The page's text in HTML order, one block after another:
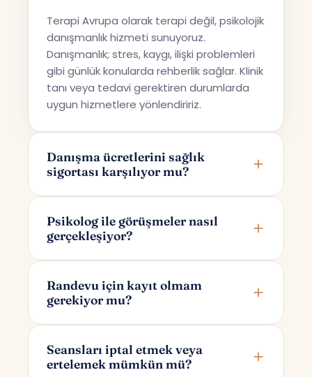
Terapi Avrupa olarak terapi değil, psikolojik
danışmanlık hizmeti sunuyoruz.
Danışmanlık; stres, kaygı, ilişki problemleri
gibi günlük konularda rehberlik sağlar. Klinik
tanı veya tedavi gerektiren durumlarda
uygun hizmetlere yönlendiririz.
Danışma ücretlerini sağlık
sigortası karşılıyor mu?
sunmaktadır; bu nedenle ücretler sağlık
sigortaları tarafından karşılanmamaktadır.
Psikolog ile görüşmeler nasıl
gerçekleşiyor?
üzerinden yapılır. Randevunuzu
oluşturduktan sonra yalnızca size ve
Randevu için kayıt olmam
gerekiyor mu?
posta adresinizi girmeniz yeterlidir. Bu
bilgilerle sizin için otomatik bir hesap
Seansları iptal etmek veya
ertelemek mümkün mü?